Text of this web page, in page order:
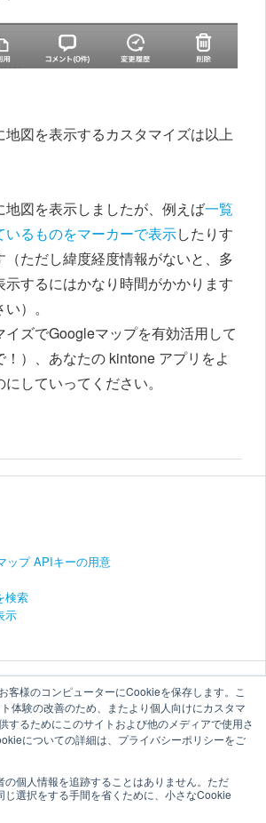
客様のコンピューターにCookieを保存します。こ
体験の改善のため、またより個人向けにカスタマ
するためにこのサイトおよび他のメディアで使用さ
についての詳細は、プライバシーポリシーをご
の個人情報を追跡することはありません。ただ
じ選択をする手間を省くために、小さなCookie
図を表示するカスタマイズは以上
地図を表示しましたが、例えば一覧
いるものをマーカーで表示したりす
（ただし緯度経度情報がないと、多
するにはかなり時間がかかります
）。
ズでGoogleマップを有効活用して
！）、あなたの kintone アプリをよ
していってください。
ップ APIキーの用意
検索
示